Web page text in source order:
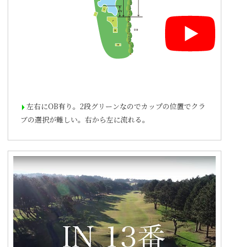
左右にOB有り。2段グリーンなのでカップの位置でクラ
ブの選択が難しい。右から左に流れる。